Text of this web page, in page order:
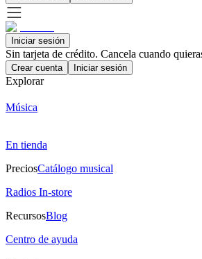
Iniciar sesión
Sin tarjeta de crédito. Cancela cuando
Crear cuenta Iniciar sesión
Explorar
Música
En tienda
PreciosCatálogo musical
Radios In-store
RecursosBlog
Centro de ayuda